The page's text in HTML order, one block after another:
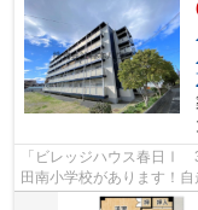
「ビレッジハウス春日Ⅰ
田南小学校があります！
にゴミ置き場を備えている